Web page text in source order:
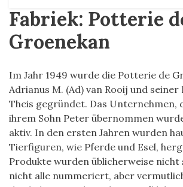
Fabriek: Potterie
Groenekan
Im Jahr 1949 wurde die Potterie de
Adrianus M. (Ad) van Rooij und seiner
Theis gegründet. Das Unternehmen,
ihrem Sohn Peter übernommen
aktiv. In den ersten Jahren wurden
Tierfiguren, wie Pferde und Esel,
Produkte wurden üblicherweise
nicht alle nummeriert, aber